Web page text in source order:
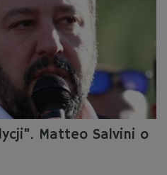
Matteo Salvini o